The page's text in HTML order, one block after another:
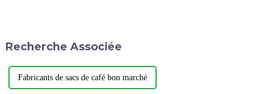
Recherche Associée
Fabricants de sacs de café bon marché